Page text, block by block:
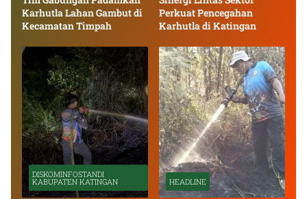
Karhutla Lahan Gambut di
Kecamatan Timpah
Perkuat Pencegahan
Karhutla di Katingan
DISKOMINFOSTANDI
KABUPATEN KATINGAN HEADLINE